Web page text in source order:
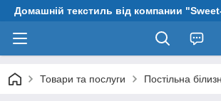
Домашній текстиль від компании
Товари та послуги Постільна